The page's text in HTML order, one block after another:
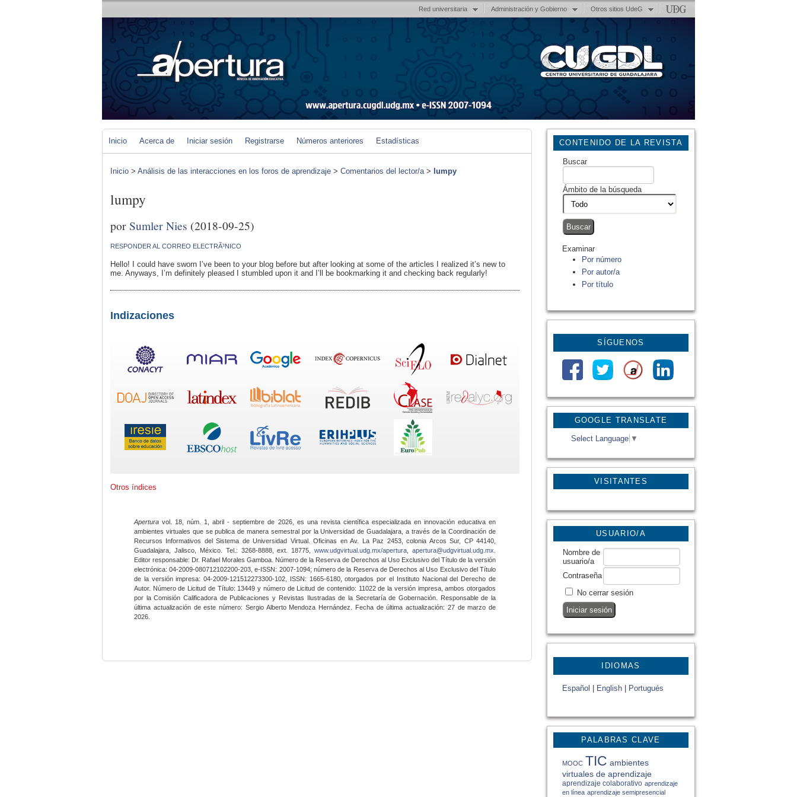
Red universitaria Administración y Gobierno Otros sitios UdeG
GOOGLE TRANSLATE
Select Language ▼
VISITANTES
CONTENIDO DE LA REVISTA
Buscar
Ámbito de la búsqueda
Examinar
Por número
Por autor/a
Por título
SÍGUENOS
USUARIO/A
Nombre de
usuario/a
Contraseña
No cerrar sesión
IDIOMAS
Español English Portugués
PALABRAS CLAVE
MOOC TIC ambientes
virtuales de aprendizaje
aprendizaje colaborativo aprendizaje
en línea aprendizaje semipresencial
Inicio Acerca de Iniciar sesión Registrarse Números anteriores Estadísticas
Inicio > Análisis de las interacciones en los foros de aprendizaje > Comentarios del lector/a> lumpy
lumpy
porSumler Nies (2018-09-25)
RESPONDER AL CORREO ELECTRÃ³NICO
Hello! I could have sworn I’ve been to your blog before but after looking at some of the articles I realized it’s new to
me. Anyways, I’m definitely pleased I stumbled upon it and I’ll be bookmarking it and checking back regularly!
Indizaciones
Otros índices
Apertura vol. 18, núm. 1, abril - septiembre de 2026, es una revista científica especializada en innovación educativa en
ambientes virtuales que se publica de manera semestral por la Universidad de Guadalajara, a través de la Coordinación de
Recursos Informativos del Sistema de Universidad Virtual. Oficinas en Av. La Paz 2453, colonia Arcos Sur, CP 44140,
Guadalajara, Jalisco, México. Tel.: 3268-8888, ext. 18775,www.udgvirtual.udg.mx/apertura apertura@udgvirtual.udg.mx
Editor responsable: Dr. Rafael Morales Gamboa. Número de la Reserva de Derechos al Uso Exclusivo del Título de la versión
electrónica: 04-2009-080712102200-203, e-ISSN: 2007-1094; número de la Reserva de Derechos al Uso Exclusivo del Título
de la versión impresa: 04-2009-121512273300-102, ISSN: 1665-6180, otorgados por el Instituto Nacional del Derecho de
Autor. Número de Licitud de Título: 13449 y número de Licitud de contenido: 11022 de la versión impresa, ambos otorgados
por la Comisión Calificadora de Publicaciones y Revistas Ilustradas de la Secretaría de Gobernación. Responsable de la
última actualización de este número: Sergio Alberto Mendoza Hernández. Fecha de última actualización: 27 de marzo de
2026.